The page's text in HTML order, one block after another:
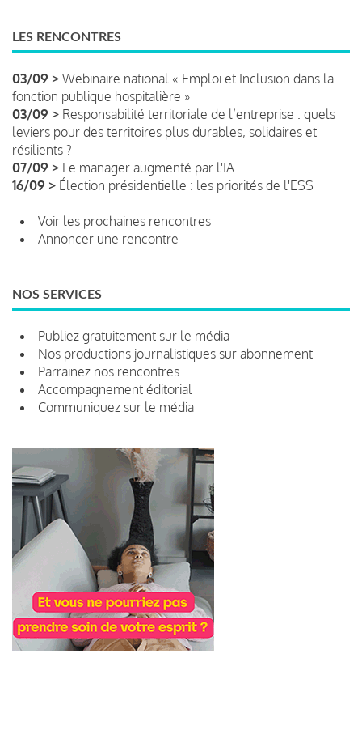
LES RENCONTRES
03/09 > Webinaire national « Emploi et Inclusion dans la
fonction publique hospitalière »
03/09 > Responsabilité territoriale de l’entreprise : quels
leviers pour des territoires plus durables, solidaires et
résilients ?
07/09 > Le manager augmenté par l'IA
16/09 > Élection présidentielle : les priorités de l'ESS
Voir les prochaines rencontres
Annoncer une rencontre
NOS SERVICES
Publiez gratuitement sur le média
Nos productions journalistiques sur abonnement
Parrainez nos rencontres
Accompagnement éditorial
Communiquez sur le média